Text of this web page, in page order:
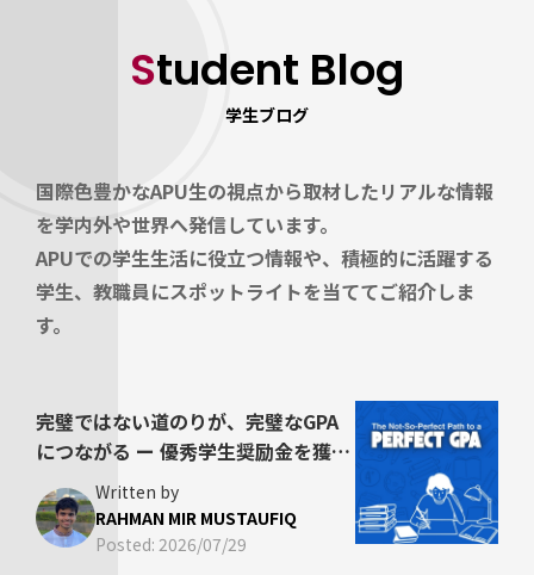
Student Blog
学生ブログ
国際色豊かなAPU生の視点から取材したリアルな情報
を学内外や世界へ発信しています。
APUでの学生生活に役立つ情報や、積極的に活躍する
学生、教職員にスポットライトを当ててご紹介しま
す。
完璧ではない道のりが、完璧なGPA
につながる ー 優秀学生奨励金を獲得
するためのヒント
Written by
RAHMAN MIR MUSTAUFIQ
Posted: 2026/07/29